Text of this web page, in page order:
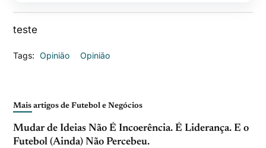
teste
Tags: Opinião Opinião
Mais artigos de Futebol e Negócios
Mudar de Ideias Não É Incoerência. É Liderança. E o
Futebol (Ainda) Não Percebeu.